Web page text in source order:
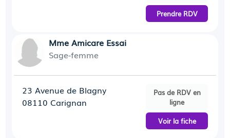
Prendre RDV
Mme Amicare Essai
Sage-femme
23 Avenue de Blagny
08110 Carignan
Pas de RDV en
ligne
Voir la fiche